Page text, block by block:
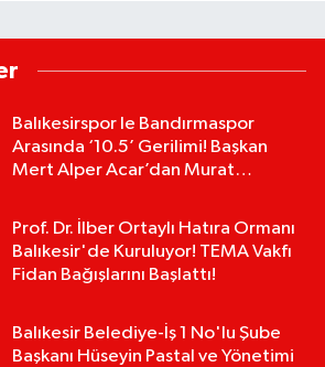
Balıkesirspor le Bandırmaspor
Arasında ‘10.5’ Gerilimi! Başkan
Mert Alper Acar’dan Murat
Prof. Dr. İlber Ortaylı Hatıra Ormanı
Balıkesir'de Kuruluyor! TEMA Vakfı
Fidan Bağışlarını Başlattı!
Balıkesir Belediye-İş 1 No'lu Şube
Başkanı Hüseyin Pastal ve Yönetimi